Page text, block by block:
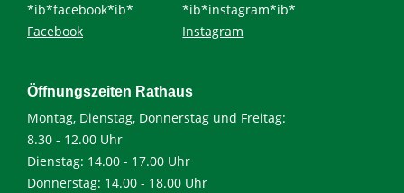
*ib*facebook*ib*
Facebook
*ib*instagram*ib*
Instagram
Öffnungszeiten Rathaus
Montag, Dienstag, Donnerstag und Freitag:
8.30 - 12.00 Uhr
Dienstag: 14.00 - 17.00 Uhr
Donnerstag: 14.00 - 18.00 Uhr